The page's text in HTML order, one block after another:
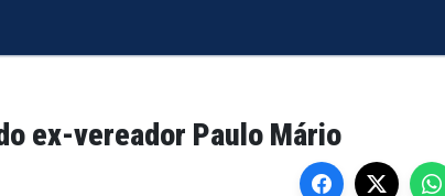
ex-vereador Paulo Mário